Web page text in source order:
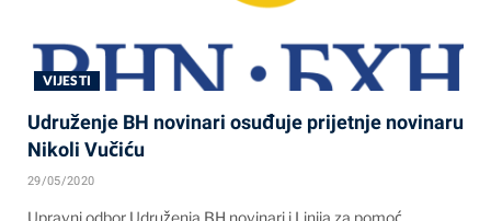
VIJESTI
Udruženje BH novinari osuđuje prijetnje novinaru
Nikoli Vučiću
29/05/2020